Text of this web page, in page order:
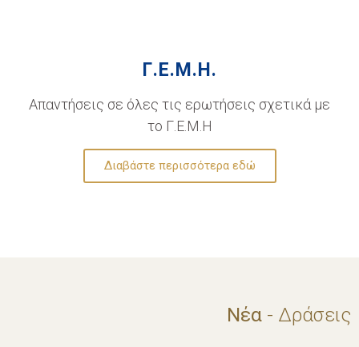
Γ.Ε.Μ.Η.
Απαντήσεις σε όλες τις ερωτήσεις σχετικά με
το Γ.Ε.Μ.Η
Διαβάστε περισσότερα εδώ
Νέα - Δράσεις